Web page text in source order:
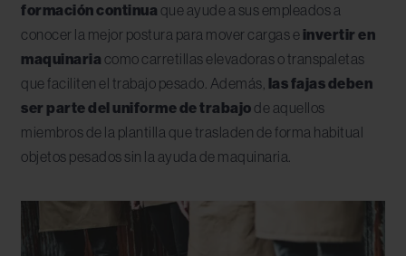
formación continua que ayude a sus empleados a
conocer la mejor postura para mover cargas e invertir en
maquinaria como carretillas elevadoras o transpaletas
que faciliten el trabajo pesado. Además, las fajas deben
ser parte del uniforme de trabajode aquellos
miembros de la plantilla que trasladen de forma habitual
objetos pesados sin la ayuda de maquinaria.